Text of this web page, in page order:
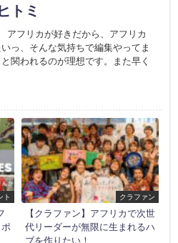
ヒトミ
アフリカが好きだから、アフリカ
っ、そんな気持ちで編集やってま
関われるのが理想です。また早く
ト クラファン
【クラファン】アフリカで次世
代リーダーが無限に生まれるハ
ブを作りたい！